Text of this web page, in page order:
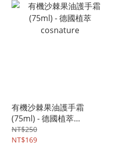
有機沙棘果油護手霜
(75ml) - 德國植萃
cosnature
NT$250
NT$169